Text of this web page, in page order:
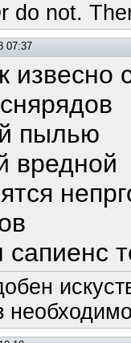
do not.
07:37
пылью
вредной